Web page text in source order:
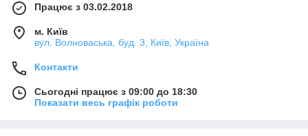
Працює з 03.02.2018
м. Київ
вул. Волноваська, буд. 3, Київ, Україна
Контакти
Сьогодні працює з 09:00 до 18:30
Показати весь графік роботи